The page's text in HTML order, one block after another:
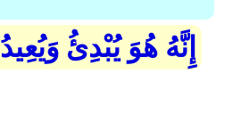
إِنَّهُ هُوَ يُبْدِئُ وَيُعِيدُ